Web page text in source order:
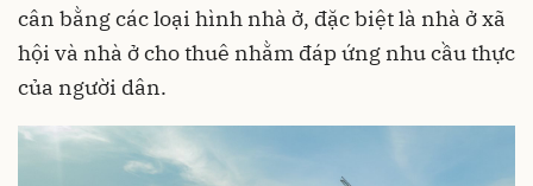
cân bằng các loại hình nhà ở, đặc biệt là nhà ở xã
hội và nhà ở cho thuê nhằm đáp ứng nhu cầu thực
của người dân.